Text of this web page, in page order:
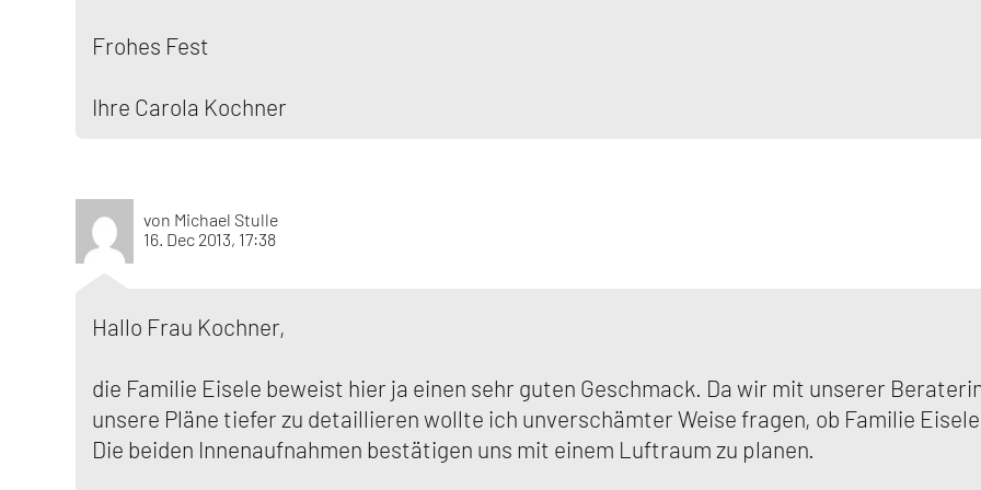
Frohes Fest
Ihre Carola Kochner
von Michael Stulle
16. Dec 2013, 17:38
Hallo Frau Kochner,
die Familie Eisele beweist hier ja einen sehr guten Geschmack. Da wir mit unserer
unsere Pläne tiefer zu detaillieren wollte ich unverschämter Weise fragen, ob Familie
Die beiden Innenaufnahmen bestätigen uns mit einem Luftraum zu planen.